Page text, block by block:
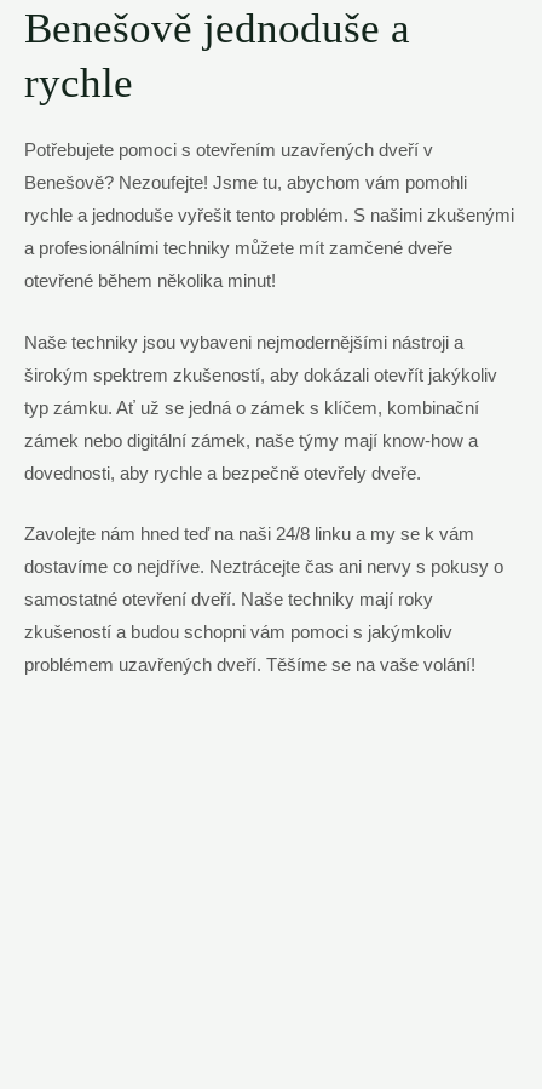
Benešově jednoduše a
rychle
Potřebujete pomoci s otevřením uzavřených dveří v
Benešově? Nezoufejte! Jsme tu, abychom vám pomohli
rychle a jednoduše vyřešit tento problém. S našimi zkušenými
a profesionálními techniky můžete mít zamčené dveře
otevřené během několika minut!
Naše techniky jsou vybaveni nejmodernějšími nástroji a
širokým spektrem zkušeností, aby dokázali otevřít jakýkoliv
typ zámku. Ať už se jedná o zámek s klíčem, kombinační
zámek nebo digitální zámek, naše týmy mají know-how a
dovednosti, aby rychle a bezpečně otevřely dveře.
Zavolejte nám hned teď na naši 24/8 linku a my se k vám
dostavíme co nejdříve. Neztrácejte čas ani nervy s pokusy o
samostatné otevření dveří. Naše techniky mají roky
zkušeností a budou schopni vám pomoci s jakýmkoliv
problémem uzavřených dveří. Těšíme se na vaše volání!